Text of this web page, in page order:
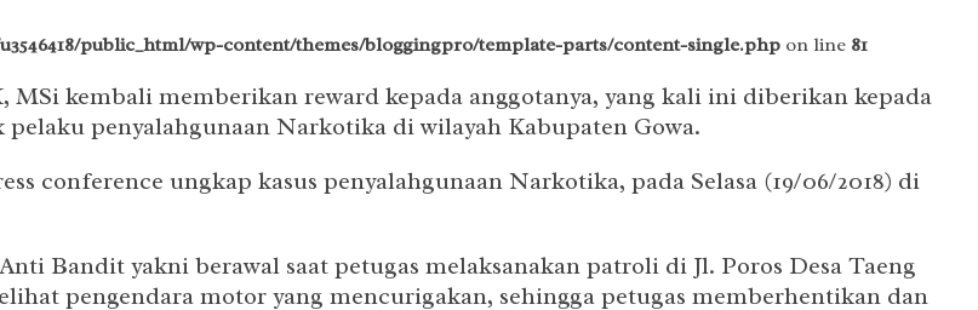
public_html/wp-content/themes/bloggingpro/template-parts/content-single.php on line 81
kembali memberikan reward kepada anggotanya, yang kali ini diberikan kepada
penyalahgunaan Narkotika di wilayah Kabupaten Gowa.
conference ungkap kasus penyalahgunaan Narkotika, pada Selasa (19/06/2018) di
Bandit yakni berawal saat petugas melaksanakan patroli di Jl. Poros Desa Taeng
pengendara motor yang mencurigakan, sehingga petugas memberhentikan dan